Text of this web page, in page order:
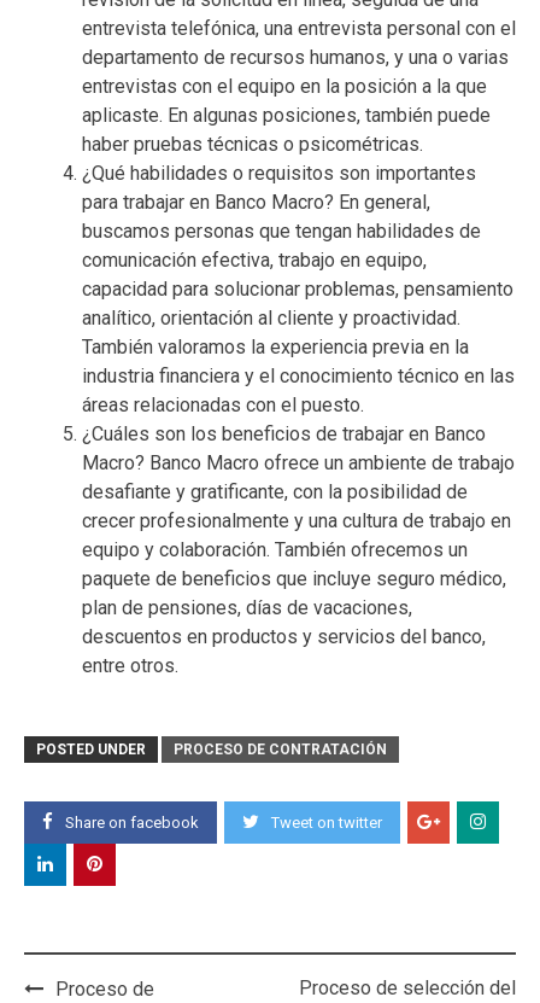
entrevista telefónica, una entrevista personal con el
departamento de recursos humanos, y una o varias
entrevistas con el equipo en la posición a la que
aplicaste. En algunas posiciones, también puede
haber pruebas técnicas o psicométricas.
¿Qué habilidades o requisitos son importantes
para trabajar en Banco Macro? En general,
buscamos personas que tengan habilidades de
comunicación efectiva, trabajo en equipo,
capacidad para solucionar problemas, pensamiento
analítico, orientación al cliente y proactividad.
También valoramos la experiencia previa en la
industria financiera y el conocimiento técnico en las
áreas relacionadas con el puesto.
¿Cuáles son los beneficios de trabajar en Banco
Macro? Banco Macro ofrece un ambiente de trabajo
desafiante y gratificante, con la posibilidad de
crecer profesionalmente y una cultura de trabajo en
equipo y colaboración. También ofrecemos un
paquete de beneficios que incluye seguro médico,
plan de pensiones, días de vacaciones,
descuentos en productos y servicios del banco,
entre otros.
POSTED UNDER PROCESO DE CONTRATACIÓN
Share on facebook Tweet on twitter
PostProceso de Proceso de selección del